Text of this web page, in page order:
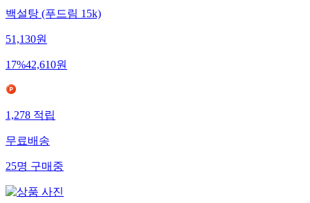
백설탕 (푸드림 15k)
51,130원
17%42,610원
1,278적립
무료배송
25명구매중